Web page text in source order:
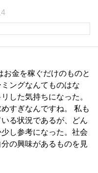
お金を稼ぐだけのものと
ングなんてものはな
した気持ちになった。
すぎなんですね。 私も
る状況であるが、どん
し参考になった。社会
の興味があるものを見